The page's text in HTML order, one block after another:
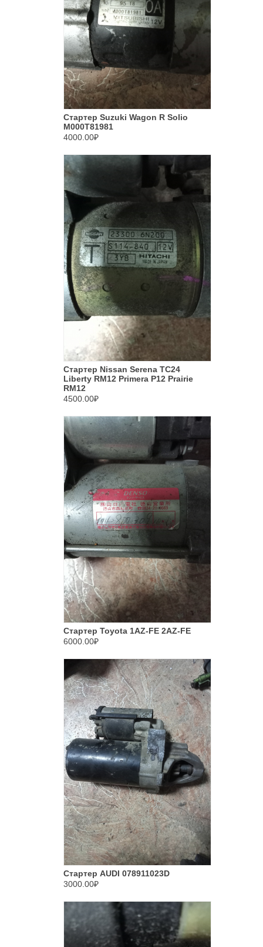
Стартер Suzuki Wagon R Solio
M000T81981
4000.00₽
Стартер Nissan Serena TC24
Liberty RM12 Primera P12 Prairie
RM12
4500.00₽
Стартер Toyota 1AZ-FE 2AZ-FE
6000.00₽
Стартер AUDI 078911023D
3000.00₽